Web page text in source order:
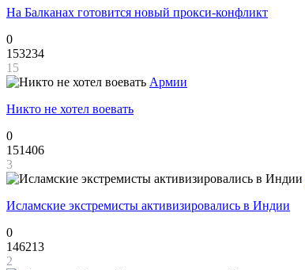
На Балканах готовится новый прокси-конфликт
0
153234
15
Армии
Никто не хотел воевать
0
151406
3
Исламские экстремисты активизировались в Индии
0
146213
2